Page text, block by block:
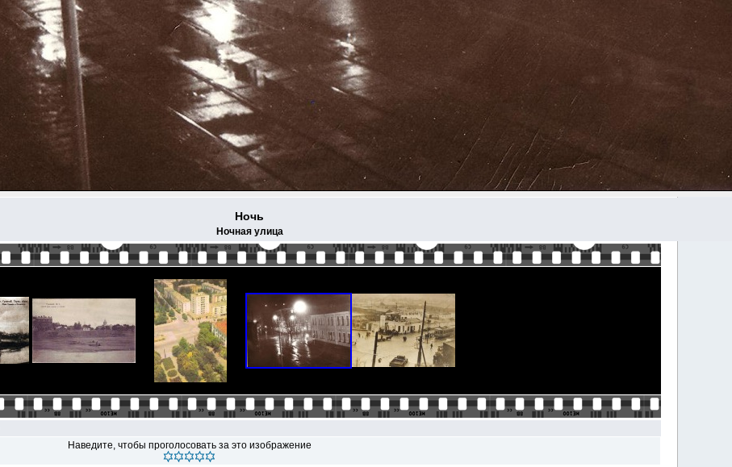
Ночь
Ночная улица
Наведите, чтобы проголосовать за это изображение